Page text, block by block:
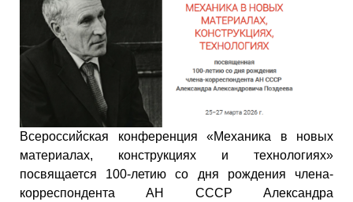
Всероссийская конференция «Механика в новых
материалах, конструкциях и технологиях»
посвящается 100-летию со дня рождения члена-
корреспондента АН СССР Александра